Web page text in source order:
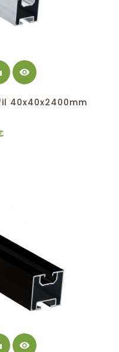
visibility
40x40x2400mm
Preis
visibility